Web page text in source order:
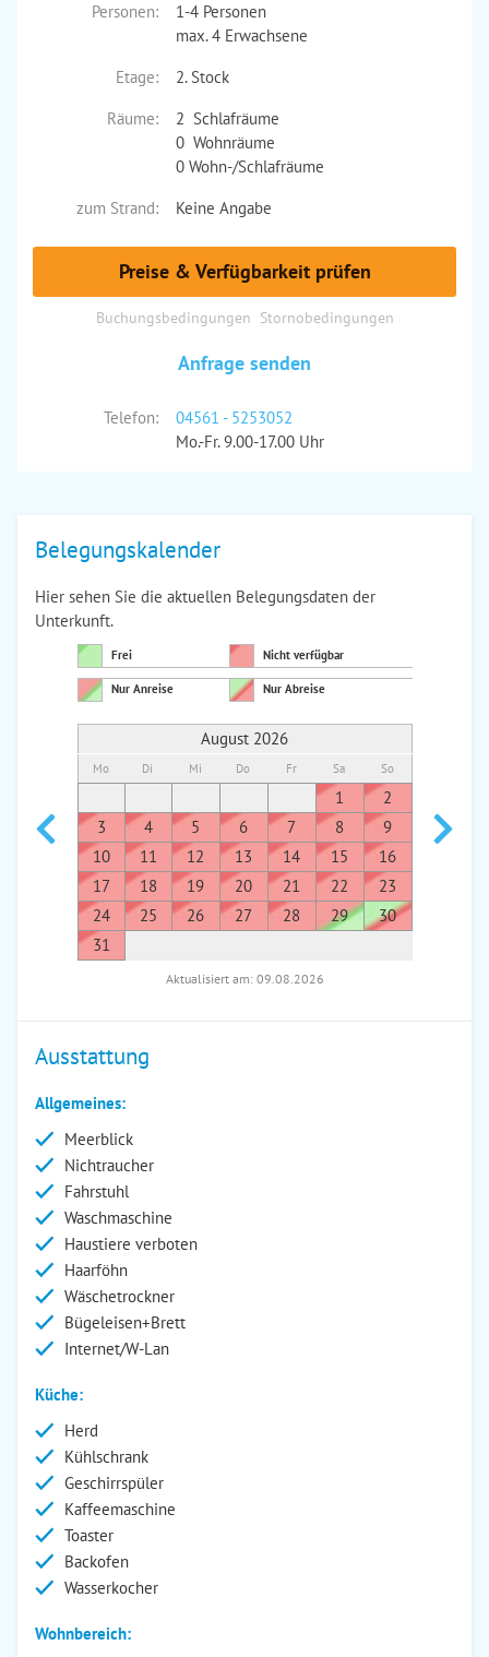
Personen:
1-4 Personen
max. 4 Erwachsene
Etage:
2. Stock
Räume:
2 Schlafräume
0 Wohnräume
0 Wohn-/Schlafräume
zum Strand:
Keine Angabe
Preise & Verfügbarkeit prüfen
Buchungsbedingungen Stornobedingungen
Anfrage senden
Telefon:
04561 - 5253052
Mo.-Fr. 9.00-17.00 Uhr
Belegungskalender
Hier sehen Sie die aktuellen Belegungsdaten der
Unterkunft.
Frei Nicht verfügbar
Nur Anreise Nur Abreise
August 2026
Mo Di Mi Do Fr Sa So
1
2
3
4 5 6 7 8
9
10
11 12 13 14 15
16
17
18 19 20 21 22
23
24
25 26 27 28 29
30
31
7
Aktualisiert am: 09.08.2026
Ausstattung
Allgemeines:
Meerblick
Nichtraucher
Fahrstuhl
Waschmaschine
Haustiere verboten
Haarföhn
Wäschetrockner
Bügeleisen+Brett
Internet/W-Lan
Küche:
Herd
Kühlschrank
Geschirrspüler
Kaffeemaschine
Toaster
Backofen
Wasserkocher
Wohnbereich: